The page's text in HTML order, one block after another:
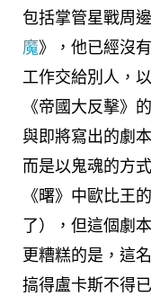
包括掌管星戰周
魔》，他已經沒
工作交給別人，
《帝國大反擊》
與即將寫出的劇
而是以鬼魂的方
《曙》中歐比王
了），但這個劇
更糟糕的是，這
搞得盧卡斯不得